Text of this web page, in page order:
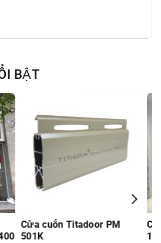
BẬT
Cabin phòng tắm mở trượt
135 PAPO